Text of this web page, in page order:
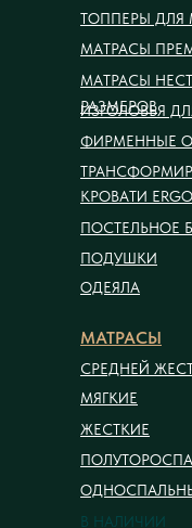
МАТРАСЫ
СРЕДНЕЙ
МЯГКИЕ
ЖЕСТКИЕ
В НАЛИЧИИ
ТОППЕРЫ ДЛЯ
МАТРАСЫ
МАТРАСЫ
РАЗМЕРОВ
ИЗГОЛОВЬЯ
ФИРМЕННЫЕ
КРОВАТИ
ПОСТЕЛЬНОЕ
ПОДУШКИ
ОДЕЯЛА